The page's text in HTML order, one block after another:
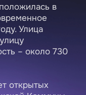
в
Улица
– около 730
открытых